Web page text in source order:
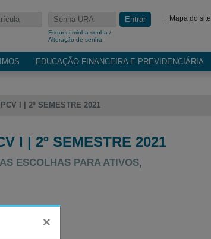
Esqueci minha senha /
Alteração de senha
Entrar Mapa do site
EDUCAÇÃO FINANCEIRA E PREVIDENCIÁRIA
I | 2º SEMESTRE 2021
I | 2º SEMESTRE 2021
ESCOLHAS PARA ATIVOS,
×